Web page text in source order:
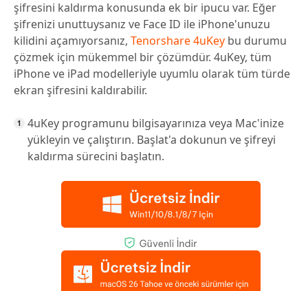
şifresini kaldırma konusunda ek bir ipucu var. Eğer
şifrenizi unuttuysanız ve Face ID ile iPhone'unuzu
kilidini açamıyorsanız, Tenorshare 4uKey bu durumu
çözmek için mükemmel bir çözümdür. 4uKey, tüm
iPhone ve iPad modelleriyle uyumlu olarak tüm türde
ekran şifresini kaldırabilir.
4uKey programunu bilgisayarınıza veya Mac'inize
yükleyin ve çalıştırın. Başlat'a dokunun ve şifreyi
kaldırma sürecini başlatın.